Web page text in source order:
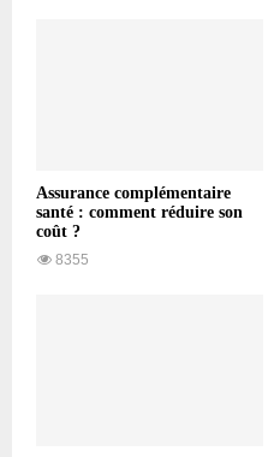
Assurance complémentaire
santé : comment réduire son
coût ?
8355